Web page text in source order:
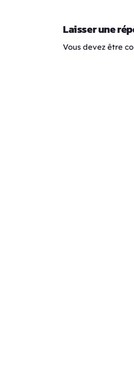
Laisser une
Vous devez être